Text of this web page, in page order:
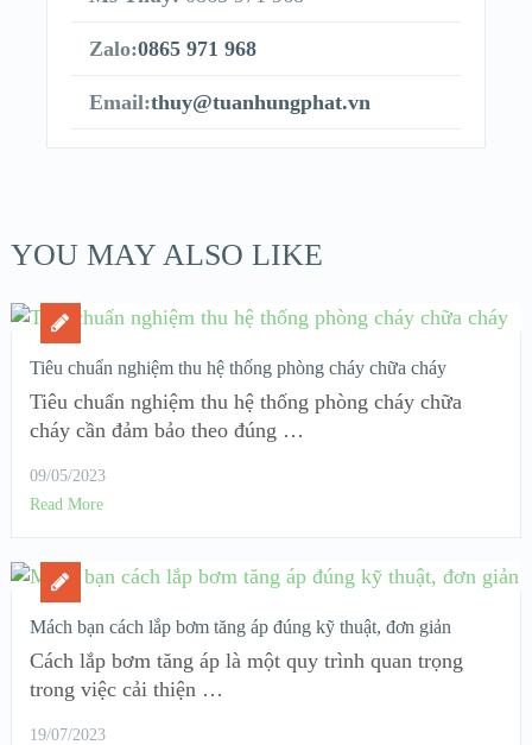
Zalo:0865 971 968
Email:thuy@tuanhungphat.vn
YOU MAY ALSO LIKE
Tiêu chuẩn nghiệm thu hệ thống phòng cháy chữa cháy
Tiêu chuẩn nghiệm thu hệ thống phòng cháy chữa
cháy cần đảm bảo theo đúng …
09/05/2023
Read More
Mách bạn cách lắp bơm tăng áp đúng kỹ thuật, đơn giản
Cách lắp bơm tăng áp là một quy trình quan trọng
trong việc cải thiện …
19/07/2023